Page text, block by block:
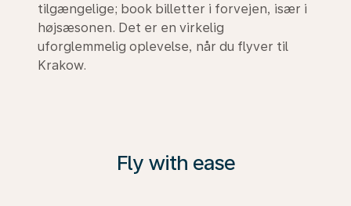
tilgængelige; book billetter i forvejen, især i
højsæsonen. Det er en virkelig
uforglemmelig oplevelse, når du flyver til
Krakow.
Fly with ease